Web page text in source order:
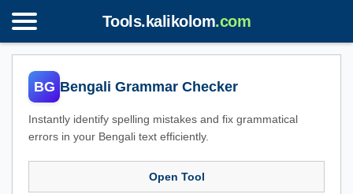
Tools.kalikolom.com
BG Bengali Grammar Checker
Instantly identify spelling mistakes and fix grammatical
errors in your Bengali text efficiently.
Open Tool